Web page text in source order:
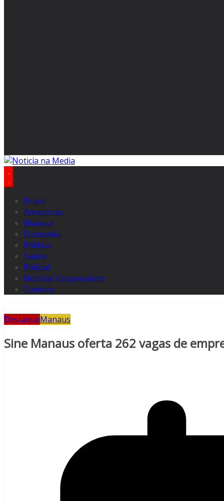
Brasil
Amazonas
Manaus
Economia
Politica
Saúde
Policial
Notícias Corporativas
Contato
DestaqueManaus
Sine Manaus oferta 262 vagas de